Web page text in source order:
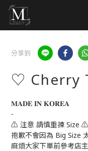
分享到
♡ Cherry
𝐌𝐀𝐃𝐄 𝐈𝐍 𝐊𝐎𝐑𝐄𝐀
-
⚠️ 注意 請慎重揀 Size ⚠️
抱歉不會因為 Big Size
麻煩大家下單前參考店